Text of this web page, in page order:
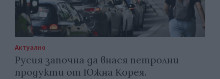
Актуално
Русия започна да внася петролни
продукти от Южна Корея.